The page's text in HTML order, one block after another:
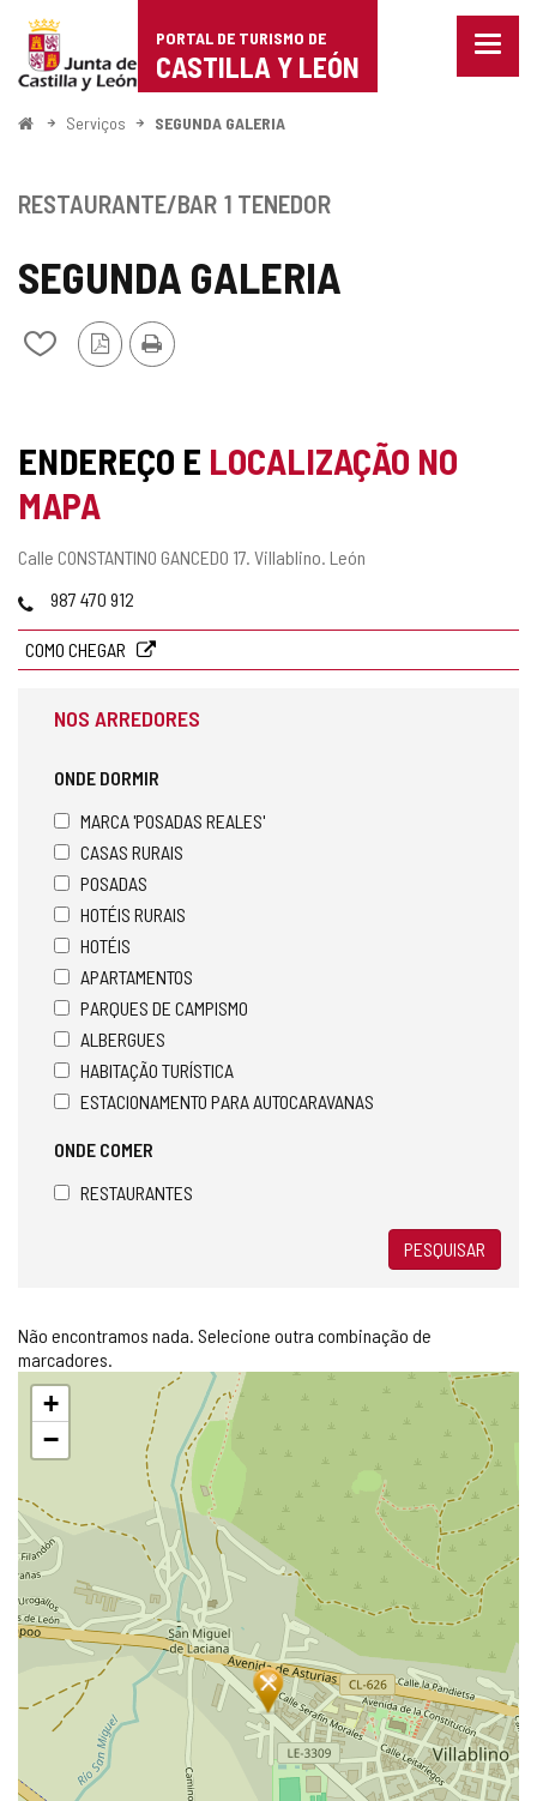
Portal
de
Turismo
Castilla
León
PORTAL DE TURISMO DE
CASTILLA Y LEÓN
Menu
ComeçoServiços SEGUNDA GALERIA
SEGUNDA GALERIA
Adicionar
cadernos
Versão
PDF
Imprimir
RESTAURANTE/BAR 1 TENEDOR
ENDEREÇO E LOCALIZAÇÃO NO
MAPA
Endereço
Calle CONSTANTINO GANCEDO 17. Villablino. León
Telefones
987 470 912
COMO CHEGAR
NOS ARREDORES
ONDE DORMIR
MARCA 'POSADAS REALES'
CASAS RURAIS
POSADAS
HOTÉIS RURAIS
HOTÉIS
APARTAMENTOS
PARQUES DE CAMPISMO
ALBERGUES
HABITAÇÃO TURÍSTICA
ESTACIONAMENTO PARA AUTOCARAVANAS
ONDE COMER
RESTAURANTES
PESQUISAR
Não encontramos nada. Selecione outra combinação de
marcadores.
Pular
mapa
+
−